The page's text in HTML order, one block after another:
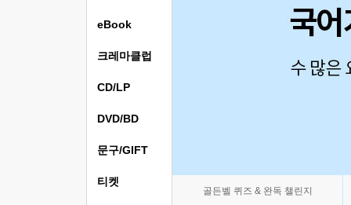
골든벨 퀴즈 & 완독 챌린지
eBook
크레마클럽
CD/LP
DVD/BD
문구/GIFT
티켓